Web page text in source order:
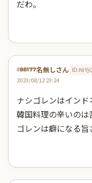
だわ。
#88177名無しさん
2023/08/12 23:24
ナシゴレンはインド
韓国料理の辛いの
ゴレンは癖になる旨